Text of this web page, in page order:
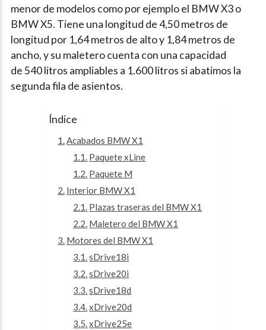
menor de modelos como por ejemplo el BMW X3 o
BMW X5. Tiene una longitud de 4,50 metros de
longitud por 1,64 metros de alto y 1,84 metros de
ancho, y su maletero cuenta con una capacidad
de 540 litros ampliables a 1.600 litros si abatimos la
segunda fila de asientos.
Índice
Acabados BMW X1
Paquete xLine
Paquete M
Interior BMW X1
Plazas traseras del BMW X1
Maletero del BMW X1
Motores del BMW X1
sDrive18i
sDrive20i
sDrive18d
xDrive20d
xDrive25e